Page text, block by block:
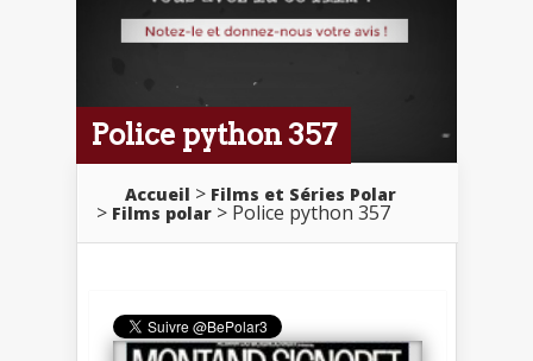
Police python 357
Accueil
Films et Séries Polar
Films polar
Police python 357